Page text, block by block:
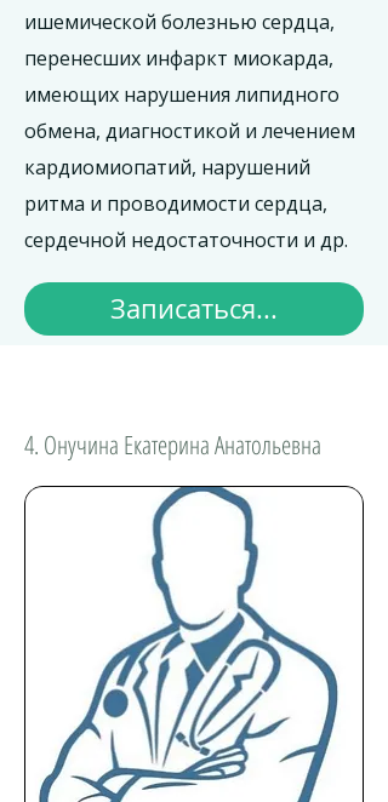
ишемической болезнью сердца,
перенесших инфаркт миокарда,
имеющих нарушения липидного
обмена, диагностикой и лечением
кардиомиопатий, нарушений
ритма и проводимости сердца,
сердечной недостаточности и др.
Записаться...
4. Онучина Екатерина Анатольевна